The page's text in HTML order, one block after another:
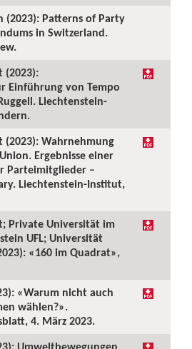
(2023): Patterns of Party
in Switzerland.
(2023):
Einführung von Tempo
Liechtenstein-
Wahrnehmung
Ergebnisse einer
Parteimitglieder –
Liechtenstein-Institut,
Private Universität im
UFL; Universität
«160 im Quadrat»,
«Warum nicht auch
wählen?».
4. März 2023.